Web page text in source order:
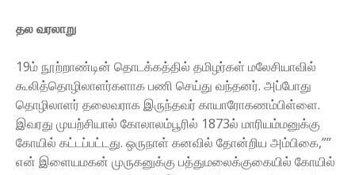
தல வரலாறு
19ம் நூற்றாண்டின் தொடக்கத்தில் தமிழர்கள் மலேசியாவில்
கூலித்தொழிலாளர்களாக பணி செய்து வந்தனர். அப்போது
தொழிலாளர் தலைவராக இருந்தவர் காயாரோகணம்பிள்ளை.
இவரது முயற்சியால் கோலாலம்பூரில் 1873ல் மாரியம்மனுக்கு
கோயில் கட்டப்பட்டது. ஒருநாள் கனவில் தோன்றிய அம்பிகை,””
என் இளையமகன் முருகனுக்கு பத்துமலைக்குகையில் கோயில்